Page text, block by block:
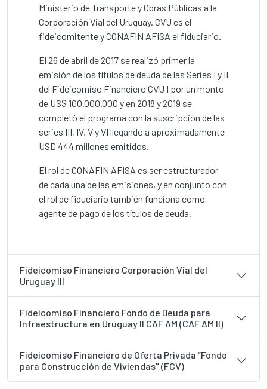
Ministerio de Transporte y Obras Públicas a la
Corporación Vial del Uruguay. CVU es el
fideicomitente y CONAFIN AFISA el fiduciario.
El 26 de abril de 2017 se realizó primer la
emisión de los títulos de deuda de las Series I y II
del Fideicomiso Financiero CVU I por un monto
de US$ 100.000.000 y en 2018 y 2019 se
completó el programa con la suscripción de las
series III, IV, V y VI llegando a aproximadamente
USD 444 millones emitidos.
El rol de CONAFIN AFISA es ser estructurador
de cada una de las emisiones, y en conjunto con
el rol de fiduciario también funciona como
agente de pago de los títulos de deuda.
Fideicomiso Financiero Corporación Vial del
Uruguay III
Fideicomiso Financiero Fondo de Deuda para
Infraestructura en Uruguay II CAF AM (CAF AM II)
Fideicomiso Financiero de Oferta Privada “Fondo
para Construcción de Viviendas" (FCV)